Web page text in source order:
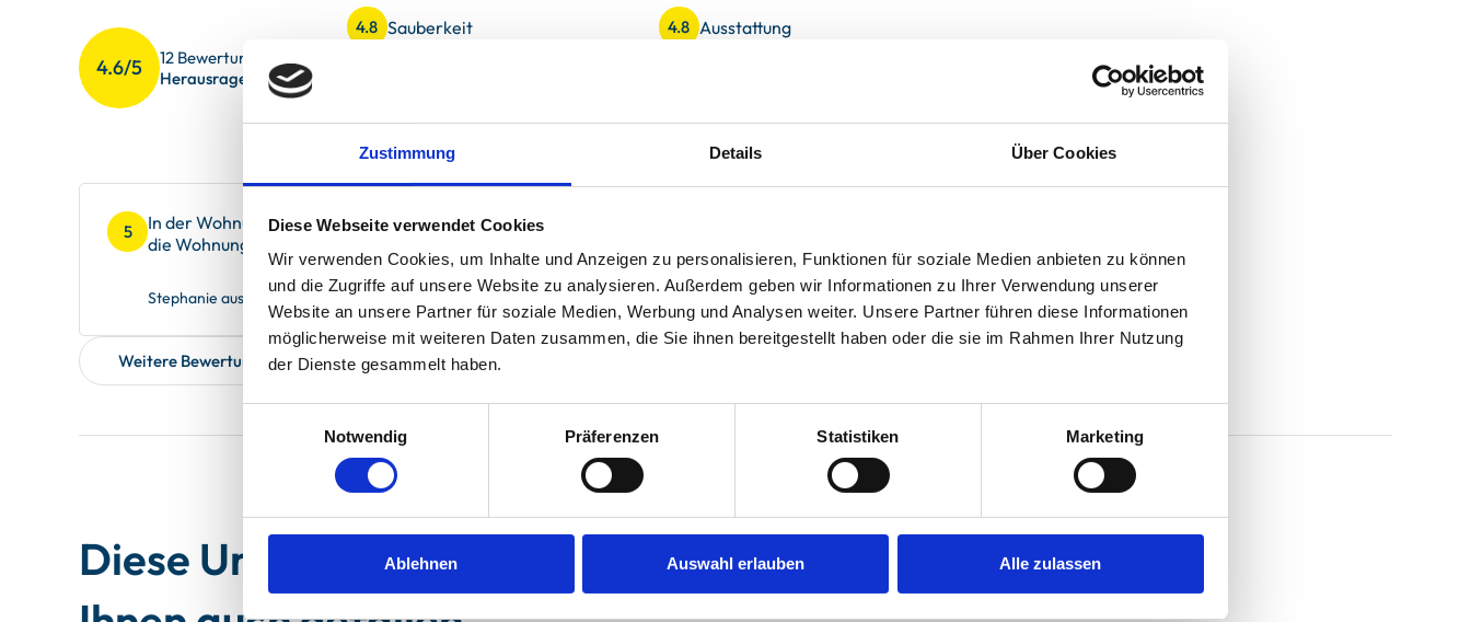
Zustimmung Details Über Cookies
Diese Webseite verwendet Cookies
Wir verwenden Cookies, um Inhalte und Anzeigen zu personalisieren, Funktionen für soziale Medien anbieten zu können
und die Zugriffe auf unsere Website zu analysieren. Außerdem geben wir Informationen zu Ihrer Verwendung unserer
Website an unsere Partner für soziale Medien, Werbung und Analysen weiter. Unsere Partner führen diese Informationen
möglicherweise mit weiteren Daten zusammen, die Sie ihnen bereitgestellt haben oder die sie im Rahmen Ihrer Nutzung
der Dienste gesammelt haben.
Notwendig
Präferenzen Statistiken Marketing
Ablehnen Auswahl erlauben Alle zulassen
4.6/5
12 Bewertungen
Herausragend
4.8 Sauberkeit 4.8 Ausstattung
5
In der Wohnung haben wir uns sehr wohl gefühlt. Sie war sauber und in ein guten Zustand. Wir würden
die Wohnung sehr gerne weiterempfehlen und kommen nächstes Jahr wieder.
Stephanie aus Saterland, verreist im Oktober 2025
Weitere Bewertungen zeigen
Diese Unterkünfte werden